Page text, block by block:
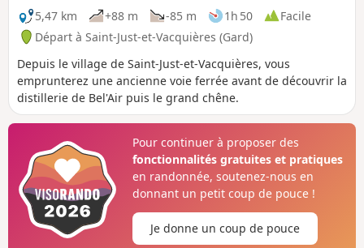
5,47 km +88 m -85 m 1h 50
Facile
Départ à Saint-Just-et-Vacquières (Gard)
Depuis le village de Saint-Just-et-Vacquières, vous
emprunterez une ancienne voie ferrée avant de découvrir la
distillerie de Bel'Air puis le grand chêne.
Pour continuer à proposer des
fonctionnalités gratuites et pratiques
en randonnée, soutenez-nous en
donnant un petit coup de pouce !
Je donne un coup de pouce